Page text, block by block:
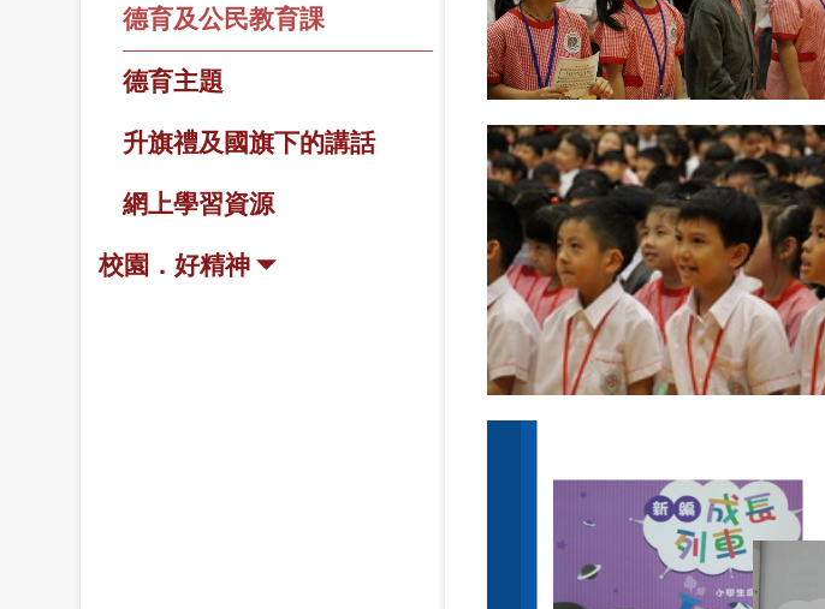
德育及公民教育課
德育主題
升旗禮及國旗下的講話
網上學習資源
校園．好精神